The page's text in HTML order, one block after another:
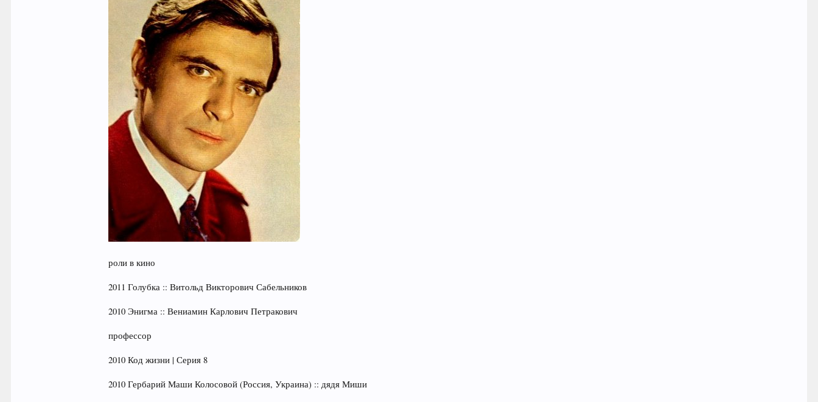
роли в кино
2011 Голубка :: Витольд Викторович Сабельников
2010 Энигма :: Вениамин Карлович Петракович
профессор
2010 Код жизни | Серия 8
2010 Гербарий Маши Колосовой (Россия, Украина) :: дядя Миши